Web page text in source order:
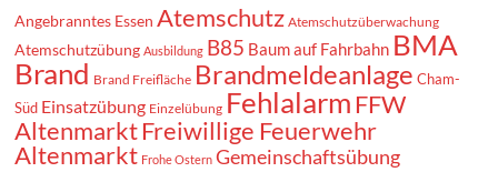
Angebranntes Essen Atemschutz Atemschutzüberwachung
Atemschutzübung Ausbildung B85 Baum auf Fahrbahn BMA
Brand Brand Freifläche Brandmeldeanlage Cham-
Süd Einsatzübung Einzelübung Fehlalarm FFW
AltenmarktFreiwillige Feuerwehr
Altenmarkt Frohe Ostern Gemeinschaftsübung